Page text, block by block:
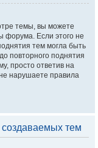
темы, вы можете
форума. Если этого не
тем могла быть
повторного поднятия
просто ответив на
нарушаете правила
тем